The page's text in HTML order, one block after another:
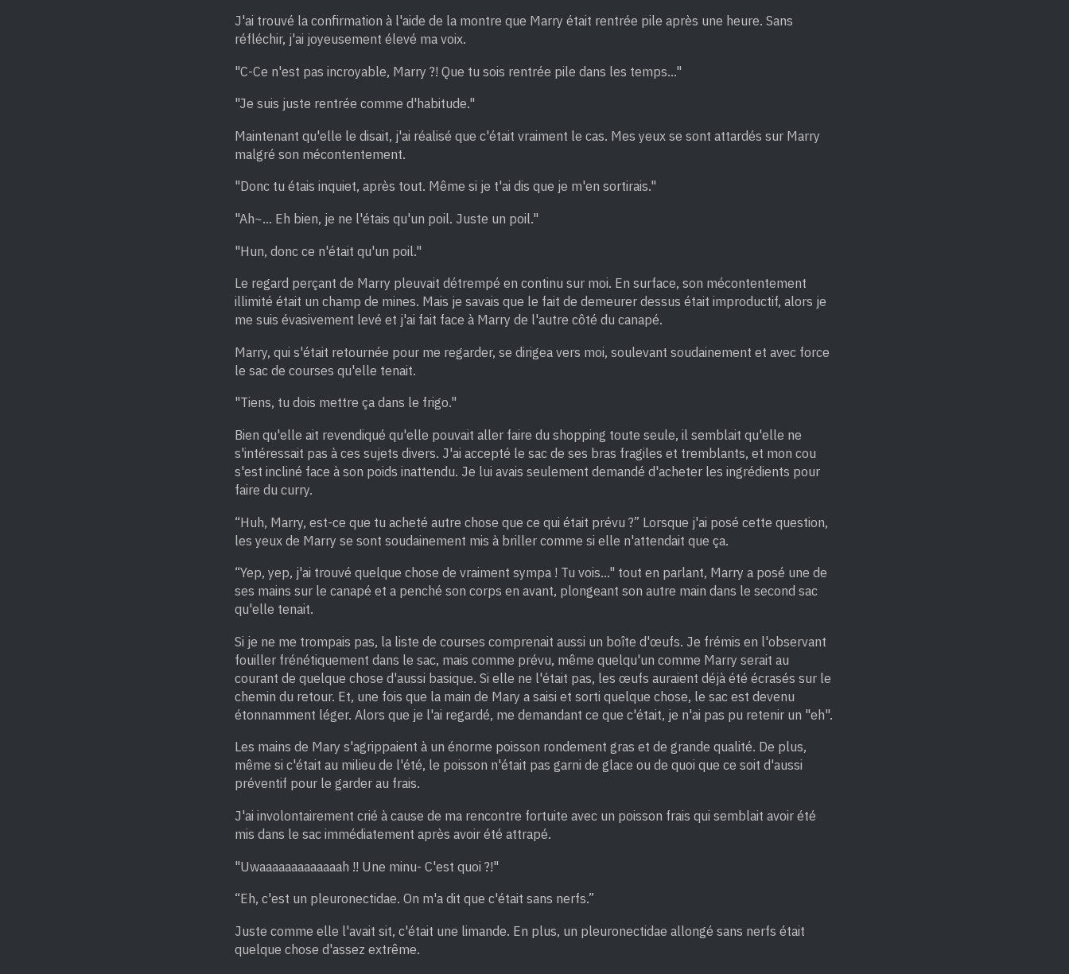
J'ai trouvé la confirmation à l'aide de la montre que Marry était rentrée pile après une heure. Sans
réfléchir, j'ai joyeusement élevé ma voix.
"C-Ce n'est pas incroyable, Marry ?! Que tu sois rentrée pile dans les temps..."
"Je suis juste rentrée comme d'habitude."
Maintenant qu'elle le disait, j'ai réalisé que c'était vraiment le cas. Mes yeux se sont attardés sur Marry
malgré son mécontentement.
"Donc tu étais inquiet, après tout. Même si je t'ai dis que je m'en sortirais."
"Ah~... Eh bien, je ne l'étais qu'un poil. Juste un poil."
"Hun, donc ce n'était qu'un poil."
Le regard perçant de Marry pleuvait détrempé en continu sur moi. En surface, son mécontentement
illimité était un champ de mines. Mais je savais que le fait de demeurer dessus était improductif, alors je
me suis évasivement levé et j'ai fait face à Marry de l'autre côté du canapé.
Marry, qui s'était retournée pour me regarder, se dirigea vers moi, soulevant soudainement et avec force
le sac de courses qu'elle tenait.
"Tiens, tu dois mettre ça dans le frigo."
Bien qu'elle ait revendiqué qu'elle pouvait aller faire du shopping toute seule, il semblait qu'elle ne
s'intéressait pas à ces sujets divers. J'ai accepté le sac de ses bras fragiles et tremblants, et mon cou
s'est incliné face à son poids inattendu. Je lui avais seulement demandé d'acheter les ingrédients pour
faire du curry.
“Huh, Marry, est-ce que tu acheté autre chose que ce qui était prévu ?” Lorsque j'ai posé cette question,
les yeux de Marry se sont soudainement mis à briller comme si elle n'attendait que ça.
“Yep, yep, j'ai trouvé quelque chose de vraiment sympa ! Tu vois..." tout en parlant, Marry a posé une de
ses mains sur le canapé et a penché son corps en avant, plongeant son autre main dans le second sac
qu'elle tenait.
Si je ne me trompais pas, la liste de courses comprenait aussi un boîte d'œufs. Je frémis en l'observant
fouiller frénétiquement dans le sac, mais comme prévu, même quelqu'un comme Marry serait au
courant de quelque chose d'aussi basique. Si elle ne l'était pas, les œufs auraient déjà été écrasés sur le
chemin du retour. Et, une fois que la main de Mary a saisi et sorti quelque chose, le sac est devenu
étonnamment léger. Alors que je l'ai regardé, me demandant ce que c'était, je n'ai pas pu retenir un "eh".
Les mains de Mary s'agrippaient à un énorme poisson rondement gras et de grande qualité. De plus,
même si c'était au milieu de l'été, le poisson n'était pas garni de glace ou de quoi que ce soit d'aussi
préventif pour le garder au frais.
J'ai involontairement crié à cause de ma rencontre fortuite avec un poisson frais qui semblait avoir été
mis dans le sac immédiatement après avoir été attrapé.
"Uwaaaaaaaaaaaaah !! Une minu- C'est quoi ?!"
“Eh, c'est un pleuronectidae. On m'a dit que c'était sans nerfs.”
Juste comme elle l'avait sit, c'était une limande. En plus, un pleuronectidae allongé sans nerfs était
quelque chose d'assez extrême.